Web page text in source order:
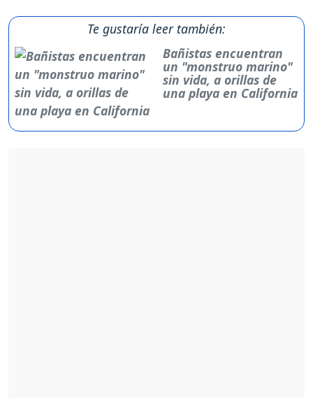
Te gustaría leer también:
Bañistas encuentran
un "monstruo marino"
sin vida, a orillas de
una playa en California